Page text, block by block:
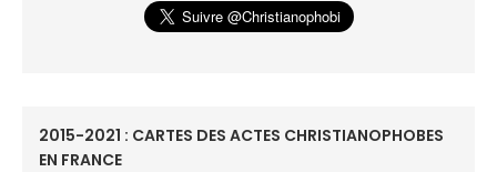
2015-2021 : CARTES DES ACTES CHRISTIANOPHOBES
EN FRANCE